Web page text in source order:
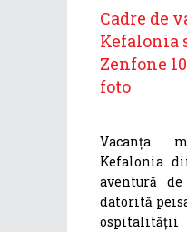
Cadre de
Kefalonia
Zenfone
foto
Vacanța
Kefalonia
aventură
datorită